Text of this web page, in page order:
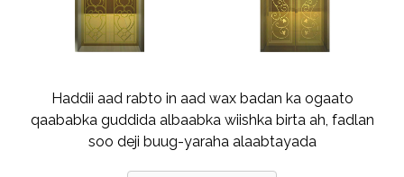
Haddii aad rabto in aad wax badan ka ogaato
qaababka guddida albaabka wiishka birta ah, fadlan
soo deji buug-yaraha alaabtayada